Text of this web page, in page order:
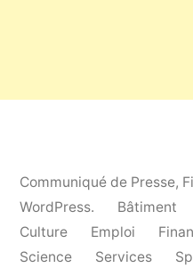
Communiqué de Presse,
WordPress.
Bâtiment
Culture
Emploi
Science
Services